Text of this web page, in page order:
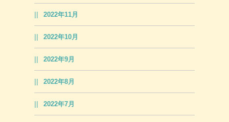
2022年11月
2022年10月
2022年9月
2022年8月
2022年7月